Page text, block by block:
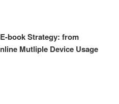
book Strategy: from
Mutliple Device Usage